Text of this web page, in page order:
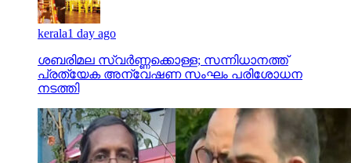
kerala1 day ago
ശബരിമല സ്വര്‍ണ്ണക്കൊള്ള; സന്നിധാനത്ത്
പ്രത്യേക അന്വേഷണ സംഘം പരിശോധന
നടത്തി